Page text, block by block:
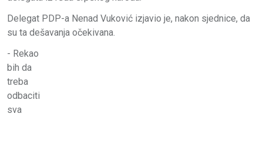
Delegat PDP-a Nenad Vuković izjavio je, nakon sjednice, da
su ta dešavanja očekivana.
- Rekao
bih da
treba
odbaciti
sva